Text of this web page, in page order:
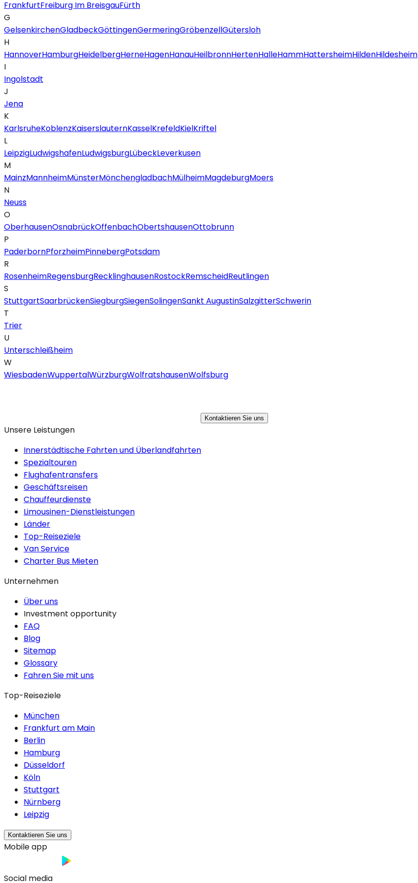
FrankfurtFreiburg Im BreisgauFürth
G
GelsenkirchenGladbeckGöttingenGermeringGröbenzellGütersloh
H
HannoverHamburgHeidelbergHerneHagenHanauHeilbronnHertenHalleHammHattersheimHildenHildesheim
I
Ingolstadt
J
Jena
K
KarlsruheKoblenzKaiserslauternKasselKrefeldKielKriftel
L
LeipzigLudwigshafenLudwigsburgLübeckLeverkusen
M
MainzMannheimMünsterMönchengladbachMülheimMagdeburgMoers
N
Neuss
O
OberhausenOsnabrückOffenbachObertshausenOttobrunn
P
PaderbornPforzheimPinnebergPotsdam
R
RosenheimRegensburgRecklinghausenRostockRemscheidReutlingen
S
StuttgartSaarbrückenSiegburgSiegenSolingenSankt AugustinSalzgitterSchwerin
T
Trier
U
Unterschleißheim
W
WiesbadenWuppertalWürzburgWolfratshausenWolfsburg
Kontaktieren Sie uns
Unsere Leistungen
Innerstädtische Fahrten und Überlandfahrten
Spezialtouren
Flughafentransfers
Geschäftsreisen
Chauffeurdienste
Limousinen-Dienstleistungen
Länder
Top-Reiseziele
Van Service
Charter Bus Mieten
Unternehmen
Über uns
Investment opportunity
FAQ
Blog
Sitemap
Glossary
Fahren Sie mit uns
Top-Reiseziele
München
Frankfurt am Main
Berlin
Hamburg
Düsseldorf
Köln
Stuttgart
Nürnberg
Leipzig
Kontaktieren Sie uns
Mobile app
Social media